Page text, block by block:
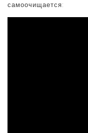
самоочищается: